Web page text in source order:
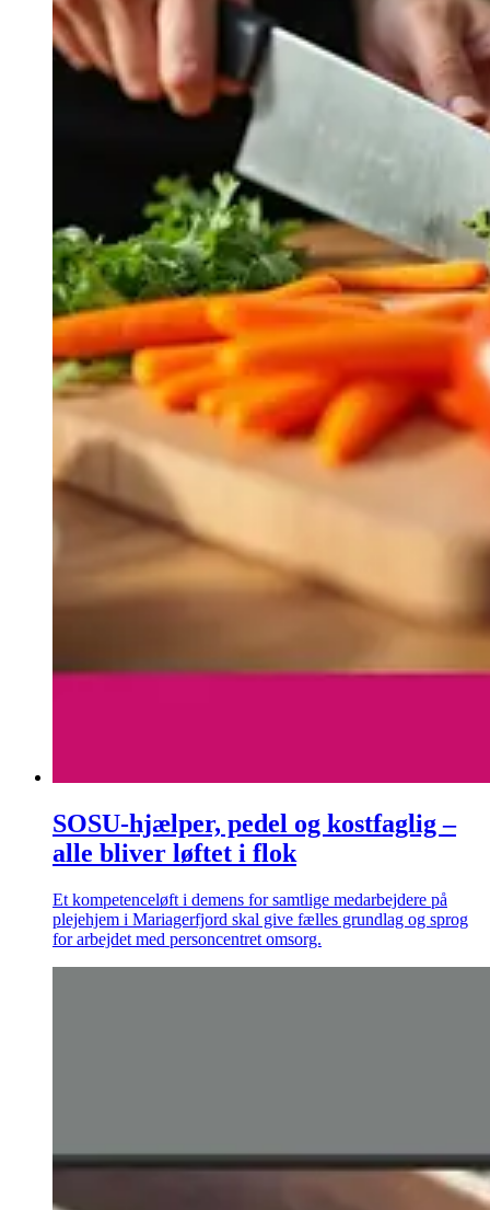
SOSU-hjælper, pedel og kostfaglig –
alle bliver løftet i flok
Et kompetenceløft i demens for samtlige medarbejdere på
plejehjem i Mariagerfjord skal give fælles grundlag og sprog
for arbejdet med personcentret omsorg.